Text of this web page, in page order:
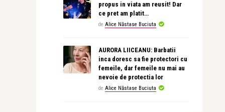
propus in viata am reusit! Dar
ce pret am platit…
de Alice Năstase Buciuta
AURORA LIICEANU: Barbatii
inca doresc sa fie protectori cu
femeile, dar femeile nu mai au
nevoie de protectia lor
de Alice Năstase Buciuta